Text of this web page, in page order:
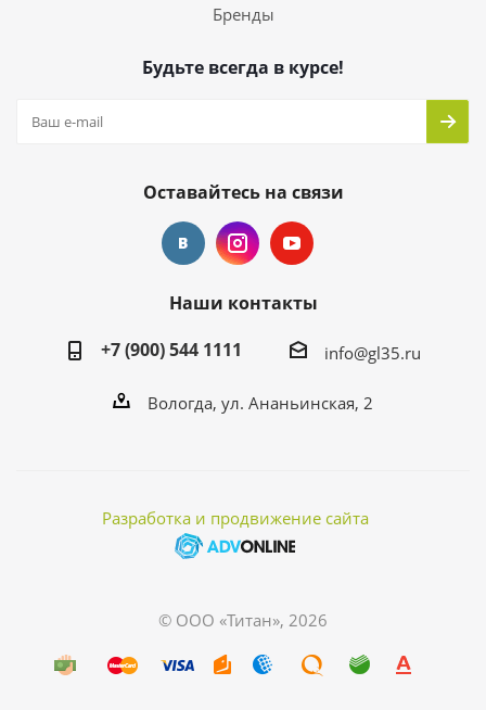
Бренды
Будьте всегда в курсе!
Оставайтесь на связи
Наши контакты
+7 (900) 544 1111
info@gl35.ru
Вологда, ул. Ананьинская, 2
Разработка и продвижение сайта
© ООО «Титан», 2026